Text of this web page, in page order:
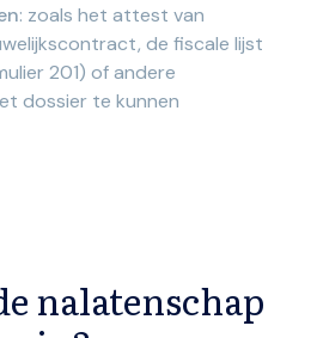
: zoals het attest van
de fiscale lijst
201) of andere
dossier te kunnen
nalatenschap